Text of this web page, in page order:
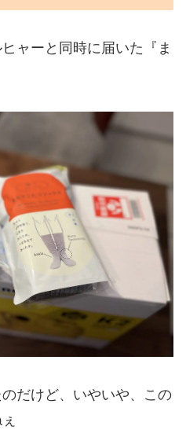
ャーと同時に届いた『ま
だけど、いやいや、この